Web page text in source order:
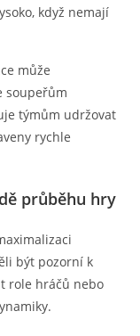
když nemají
může
soupeřům
týmům udržovat
rychle
průběhu hry
být pozorní k
role hráčů nebo